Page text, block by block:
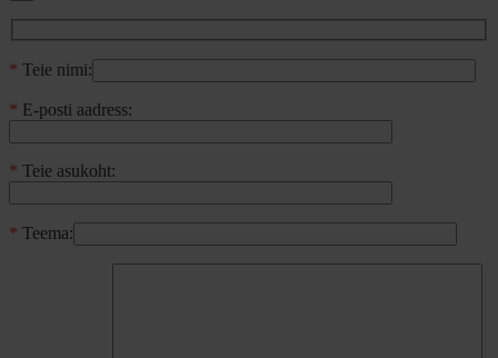
* Teie nimi:
* E-posti aadress:
* Teie asukoht:
* Teema: